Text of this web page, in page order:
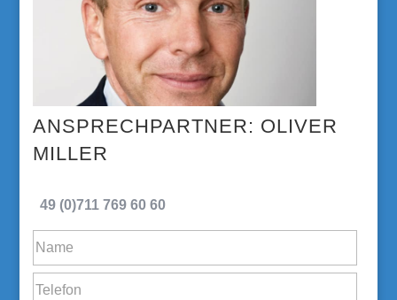
OLIVER
MILLER
49 (0)711 769 60 60